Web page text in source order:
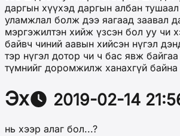
даргын хүүхэд даргын албан
уламжлал болж дээ яагаад заавал
мэргэжилтэн хийж үзсэн бол уу чи
байвч чиний аавын хийсэн нүгэл
тэр нүгэл дотор чи ч бас явж
түмнийг доромжилж ханахгүй байна
Эх 2019-02-14
нь хээр алаг бол...?